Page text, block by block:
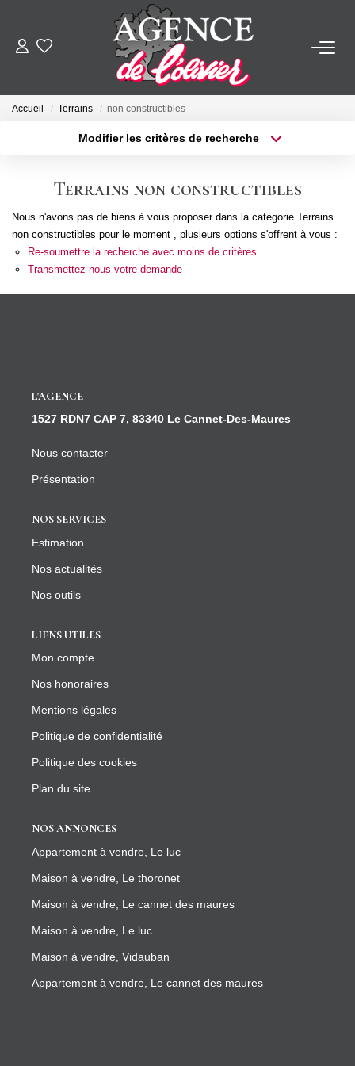
ACHETER
FAIRE GÉRER
SYNDIC
Accueil Terrains non constructibles
Modifier les critères de recherche
Type de bien
Plus de critères
Terrains non constructibles
Nous n'avons pas de biens à vous proposer dans la catégorie Terrains
non constructibles pour le moment , plusieurs options s'offrent à vous :
Re-soumettre la recherche avec moins de critères.
Transmettez-nous votre demande
L'AGENCE
1527 RDN7 CAP 7, 83340 Le Cannet-Des-Maures
Nous contacter
Présentation
NOS SERVICES
Estimation
Nos actualités
Nos outils
LIENS UTILES
Mon compte
Nos honoraires
Mentions légales
Politique de confidentialité
Politique des cookies
Plan du site
NOS ANNONCES
Appartement à vendre, Le luc
Maison à vendre, Le thoronet
Maison à vendre, Le cannet des maures
Maison à vendre, Le luc
Maison à vendre, Vidauban
Appartement à vendre, Le cannet des maures